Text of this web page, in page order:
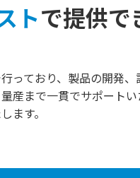
トで提供で
っており、製品の開発
産まで一貫でサポート
ます。